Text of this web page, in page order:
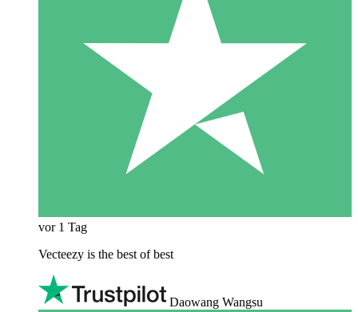
vor 1 Tag
Vecteezy is the best of best
Daowang Wangsu